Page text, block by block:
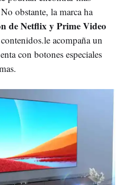
obstante, la marca ha
de Netflix y Prime Video
acompaña un
con botones especiales